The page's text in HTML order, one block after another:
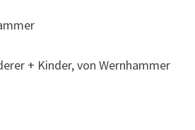
+ Kinder, von Wernhammer